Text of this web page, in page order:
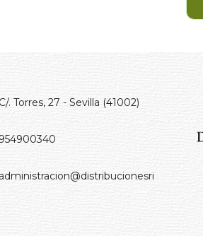
. Torres, 27 - Sevilla (41002)
954900340
administracion@distribucionesrivero.es